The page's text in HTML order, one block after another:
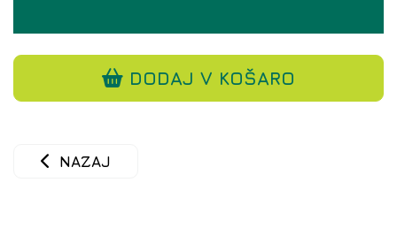
DODAJ V KOŠARO
NAZAJ